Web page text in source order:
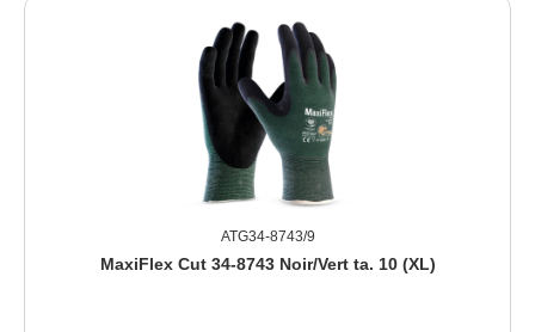
ATG34-8743/9
MaxiFlex Cut 34-8743 Noir/Vert ta. 10 (XL)